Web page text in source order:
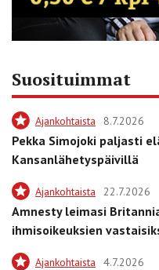
Suosituimmat
Ajankohtaista 8.7.2026
Pekka Simojoki paljasti
Kansanlähetyspäivillä
Ajankohtaista 22.7.2026
Amnesty leimasi
ihmisoikeuksien
Ajankohtaista 4.7.2026